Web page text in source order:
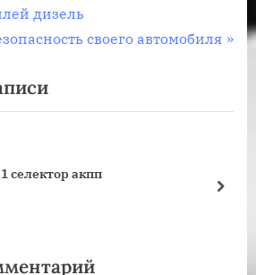
дизель
своего автомобиля
селектор акпп